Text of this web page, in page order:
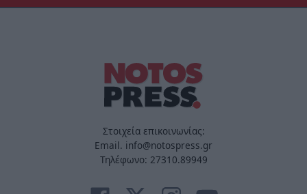
Στοιχεία επικοινωνίας:
Email. info@notospress.gr
Τηλέφωνο: 27310.89949